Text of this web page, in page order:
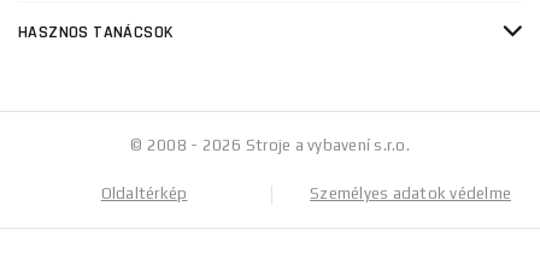
HASZNOS TANÁCSOK
© 2008 - 2026 Stroje a vybavení s.r.o.
Oldaltérkép Személyes adatok védelme